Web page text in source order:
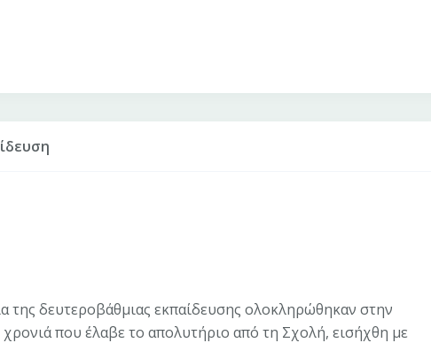
της δευτεροβάθμιας εκπαίδευσης ολοκληρώθηκαν στην
που έλαβε το απολυτήριο από τη Σχολή, εισήχθη με